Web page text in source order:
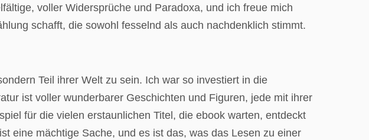
voller Widersprüche und Paradoxa, und ich freue mich
schafft, die sowohl fesselnd als auch nachdenklich stimmt.
Teil ihrer Welt zu sein. Ich war so investiert in die
ist voller wunderbarer Geschichten und Figuren, jede mit ihrer
für die vielen erstaunlichen Titel, die ebook warten, entdeckt
eine mächtige Sache, und es ist das, was das Lesen zu einer